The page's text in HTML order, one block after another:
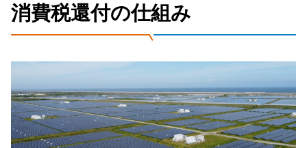
消費税還付の仕組み